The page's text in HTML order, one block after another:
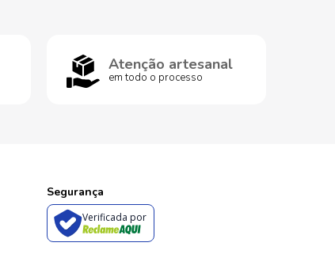
Atenção artesanal
em todo o processo
Segurança
Verificada por